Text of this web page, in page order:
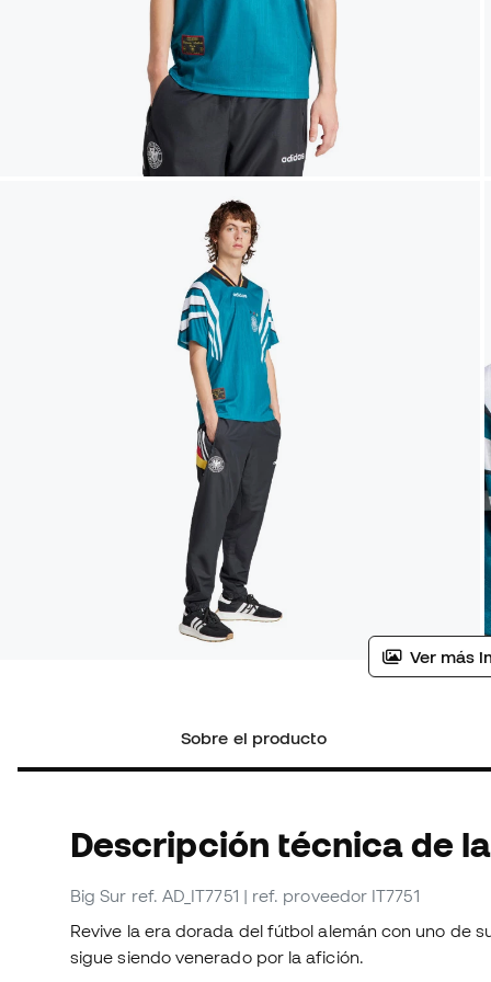
Ver más
Sobre el producto
Descripción técnica de
Big Sur ref. AD_IT7751 | ref. proveedor IT7751
Revive la era dorada del fútbol alemán con uno de
sigue siendo venerado por la afición.